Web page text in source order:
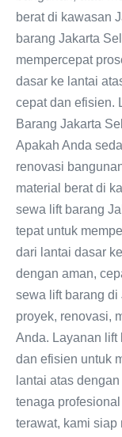
berat di kawasan
barang Jakarta
mempercepat
dasar ke lantai
cepat dan efisien.
Barang Jakarta
Apakah Anda
renovasi
material berat di
sewa lift barang
tepat untuk
dari lantai dasar
dengan aman,
sewa lift barang di
proyek, renovasi,
Anda. Layanan lift
dan efisien untuk
lantai atas
tenaga
terawat, kami